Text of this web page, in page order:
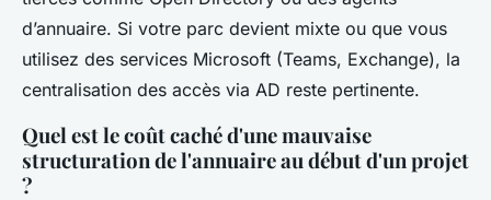
d’annuaire. Si votre parc devient mixte ou que vous
utilisez des services Microsoft (Teams, Exchange), la
centralisation des accès via AD reste pertinente.
Quel est le coût caché d'une mauvaise
structuration de l'annuaire au début d'un projet
?